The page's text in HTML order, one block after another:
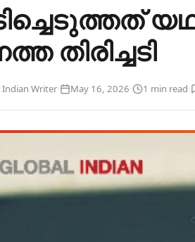
തിരിച്ചടി
Indian Writer· May 16, 2026· 1 min read·